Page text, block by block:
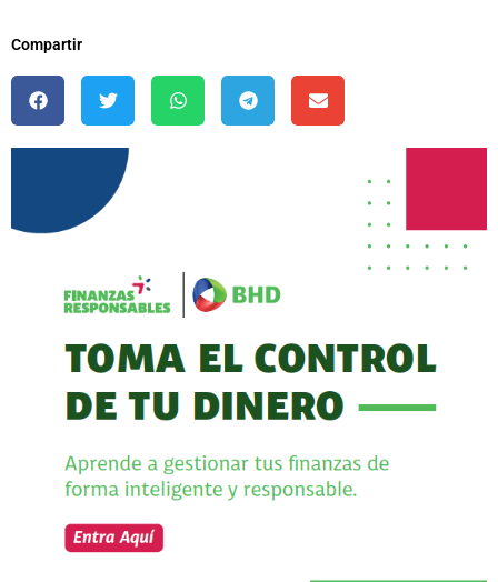
Compartir